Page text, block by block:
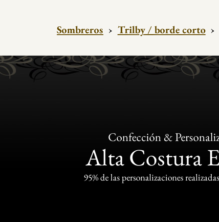
Sombreros › Trilby / borde corto ›
Confección &
Alta Costura
95% de las personalizaciones